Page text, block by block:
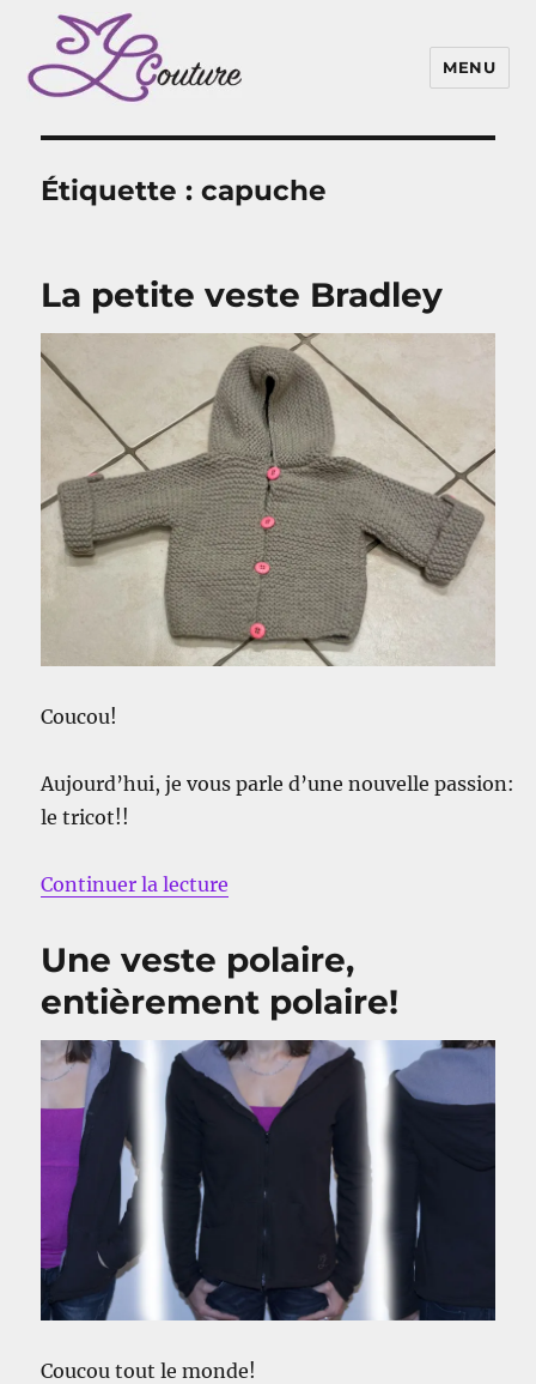
MENU
Étiquette :capuche
La petite veste Bradley
Coucou!
Aujourd’hui, je vous parle d’une nouvelle passion:
le tricot!!
Continuer la lecture
Une veste polaire,
entièrement polaire!
Coucou tout le monde!